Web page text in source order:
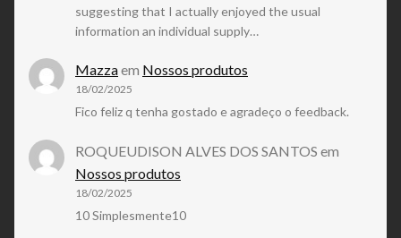
suggesting that I actually enjoyed the usual
information an individual supply…
Mazzaem Nossos produtos
18/02/2025
Fico feliz q tenha gostado e agradeço o feedback.
ROQUEUDISON ALVES DOS SANTOS em
Nossos produtos
18/02/2025
10 Simplesmente10